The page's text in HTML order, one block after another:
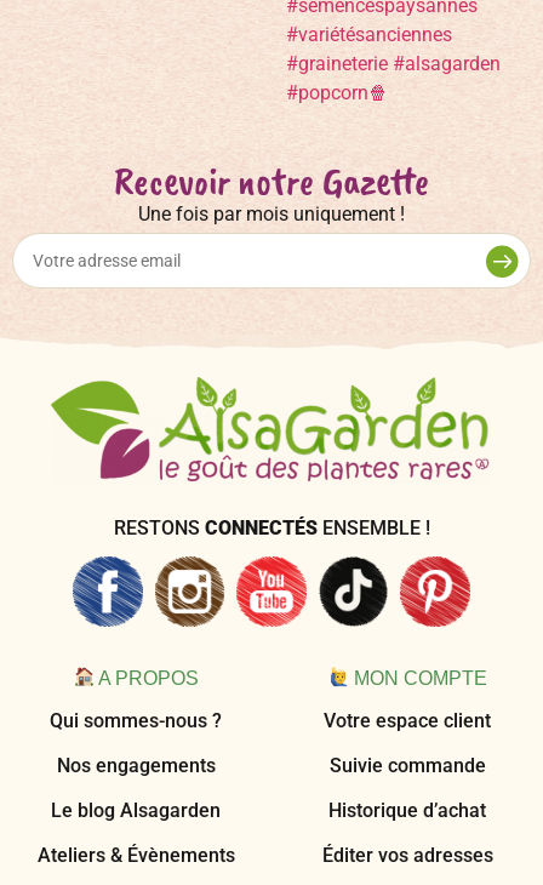
Recevoir notre Gazette
Une fois par mois uniquement !
RESTONS CONNECTÉS ENSEMBLE !
A PROPOS
Qui sommes-nous ?
Nos engagements
Le blog Alsagarden
Ateliers & Évènements
MON COMPTE
Votre espace client
Suivie commande
Historique d’achat
Éditer vos adresses